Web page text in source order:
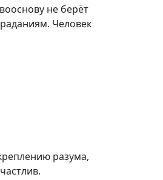
не берёт
Человек
разума,